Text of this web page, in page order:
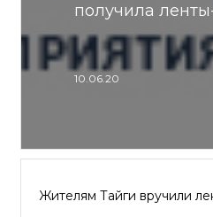
получила
10.06.20
Жителям Тайги вручили